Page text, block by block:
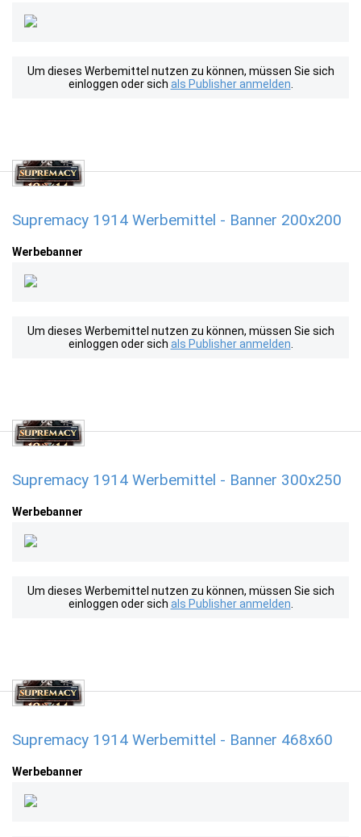
Um dieses Werbemittel nutzen zu können, müssen Sie sich
einloggen oder sich als Publisher anmelden
Supremacy 1914 Werbemittel - Banner 200x200
Werbebanner
Um dieses Werbemittel nutzen zu können, müssen Sie sich
einloggen oder sich als Publisher anmelden
Supremacy 1914 Werbemittel - Banner 300x250
Werbebanner
Um dieses Werbemittel nutzen zu können, müssen Sie sich
einloggen oder sich als Publisher anmelden
Supremacy 1914 Werbemittel - Banner 468x60
Werbebanner